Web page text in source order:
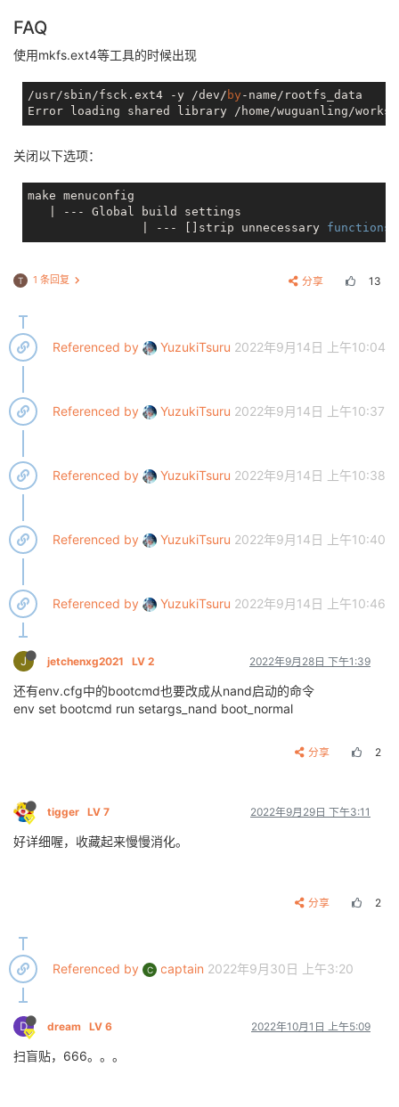
FAQ
使用mkfs.ext4等工具的时候出现
/usr/sbin/fsck.ext4 -y /dev/ by -name/rootfs_data
Error loading shared library /home/wuguanling/
关闭以下选项：
make menuconfig
   | --- Global build settings
		| --- []strip unnecessary
functions
T 1 条回复 分享 13
Referenced by YuzukiTsuru 2022年9月14日 上午10:04
Referenced by YuzukiTsuru 2022年9月14日 上午10:37
Referenced by YuzukiTsuru 2022年9月14日 上午10:38
Referenced by YuzukiTsuru 2022年9月14日 上午10:40
Referenced by YuzukiTsuru 2022年9月14日 上午10:46
J jetchenxg2021 LV 2 2022年9月28日 下午1:39
还有env.cfg中的bootcmd也要改成从nand启动的命令
env set bootcmd run setargs_nand boot_normal
分享 2
tigger LV 7 2022年9月29日 下午3:11
好详细喔，收藏起来慢慢消化。
分享 2
Referenced by C captain 2022年9月30日 上午3:20
D dream LV 6 2022年10月1日 上午5:09
扫盲贴，666。。。